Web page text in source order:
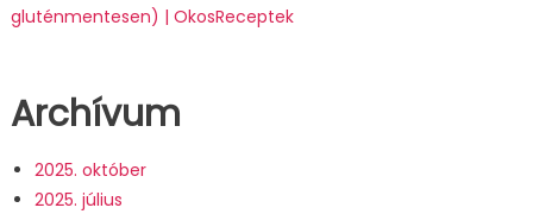
gluténmentesen) | OkosReceptek
Archívum
2025. október
2025. július